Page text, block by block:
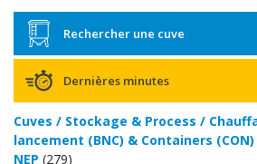
Rechercher une cuve
Dernières minutes
Cuves / Stockage & Process /
lancement (BNC) & Containers (CON)
NEP (279)